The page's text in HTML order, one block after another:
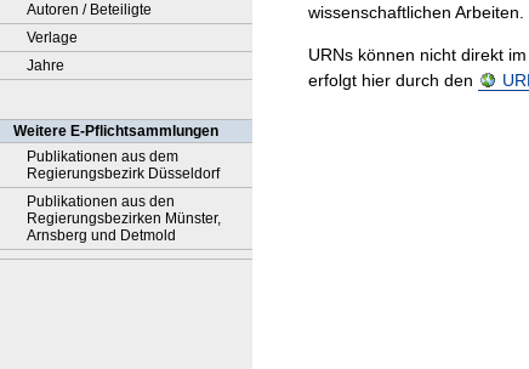
Autoren / Beteiligte
Verlage
Jahre
Weitere E-Pflichtsammlungen
Publikationen aus dem
Regierungsbezirk Düsseldorf
Publikationen aus den
Regierungsbezirken Münster,
Arnsberg und Detmold
wissenschaftlichen Arbeiten.
URNs können nicht direkt
erfolgt hier durch den